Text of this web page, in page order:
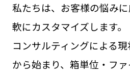
私たちは、お客様の悩み
軟にカスタマイズします。
コンサルティングによる
から始まり、箱単位・フ